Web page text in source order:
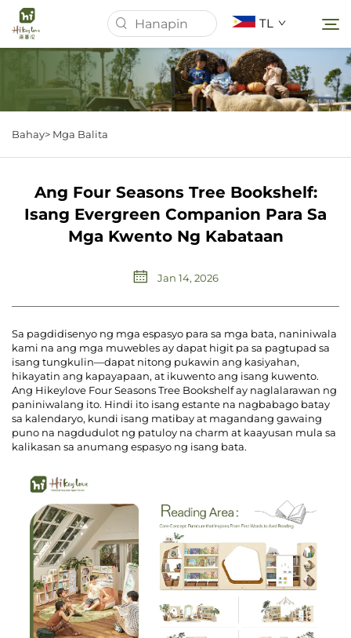
TL
Homepage
Mga Produkto
Mga Balita
I-download
Makipag-ugnayan sa Amin
Mga Blog
Bahay> Mga Balita
Ang Four Seasons Tree Bookshelf:
Isang Evergreen Companion Para Sa
Mga Kwento Ng Kabataan
Jan 14, 2026
Sa pagdidisenyo ng mga espasyo para sa mga bata, naniniwala
kami na ang mga muwebles ay dapat higit pa sa pagtupad sa
isang tungkulin—dapat nitong pukawin ang kasiyahan,
hikayatin ang kapayapaan, at ikuwento ang isang kuwento.
Ang Hikeylove Four Seasons Tree Bookshelf ay naglalarawan ng
paniniwalang ito. Hindi ito isang estante na nagbabago batay
sa kalendaryo, kundi isang matibay at magandang gawaing
puno na nagdudulot ng patuloy na charm at kaayusan mula sa
kalikasan sa anumang espasyo ng isang bata.